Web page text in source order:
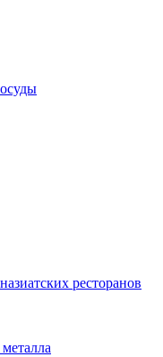
ресторанов